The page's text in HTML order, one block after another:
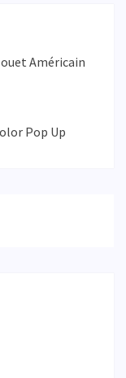
Américain
Pop Up